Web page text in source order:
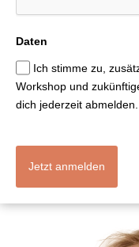
Daten
Ich stimme zu,
Workshop und
dich jederzeit
Jetzt anmelden